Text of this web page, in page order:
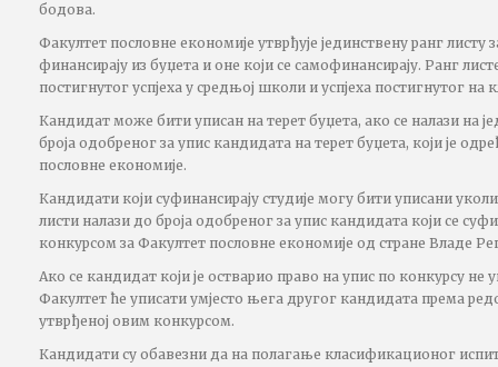
бодова.
Факултет пословне економије утврђује јединствену ранг листу
финансирају из буџета и оне који се самофинансирају. Ранг
постигнутог успјеха у средњој школи и успјеха постигнутог
Кандидат може бити уписан на терет буџета, ако се налази на
броја одобреног за упис кандидата на терет буџета, који је
пословне економије.
Кандидати који суфинансирају студије могу бити уписани
листи налази до броја одобреног за упис кандидата који се
конкурсом за Факултет пословне економије од стране Владе
Ако се кандидат који је остварио право на упис по конкурсу
Факултет ће уписати умјесто њега другог кандидата према
утврђеној овим конкурсом.
Кандидати су обавезни да на полагање класификационог